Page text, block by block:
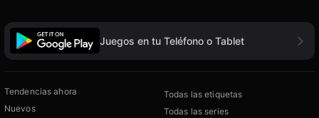
Juegos en tu Teléfono o Tablet
Tendencias ahora
Nuevos
Todas las etiquetas
Todas las series